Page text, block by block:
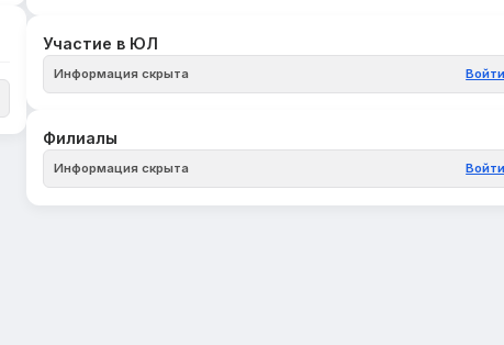
Участие в ЮЛ
Информация скрыта Войти
Филиалы
Информация скрыта Войти